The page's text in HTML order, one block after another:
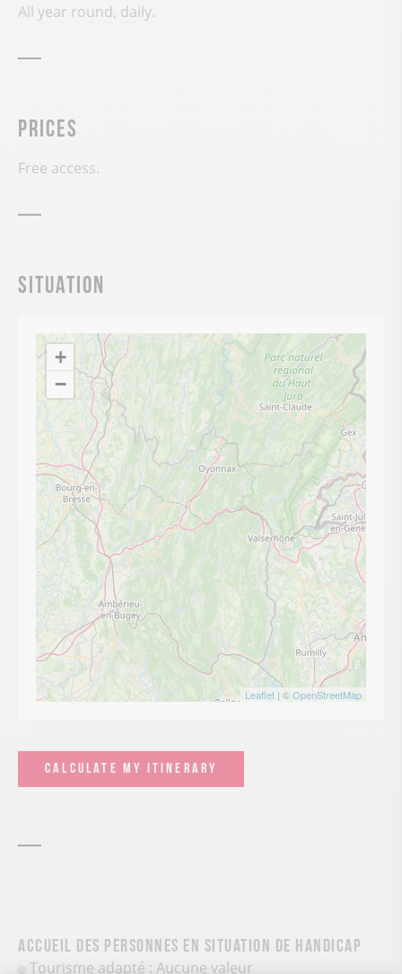
All year round, daily.
Prices
Free access.
Situation
+
−
Leaflet | ©OpenStreetMap
CALCULATE MY ITINERARY
Accueil des personnes en situation de handicap
Tourisme adapté : Aucune valeur